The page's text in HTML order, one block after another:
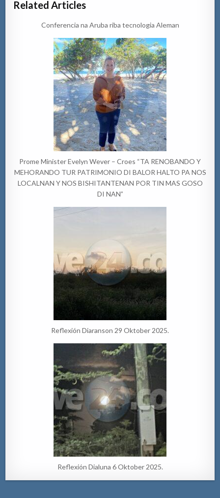
Related Articles
Conferencia na Aruba riba tecnologia Aleman
Prome Minister Evelyn Wever – Croes “TA RENOBANDO Y
MEHORANDO TUR PATRIMONIO DI BALOR HALTO PA NOS
LOCALNAN Y NOS BISHITANTENAN POR TIN MAS GOSO
DI NAN”
Reflexión Diaranson 29 Oktober 2025.
Reflexión Dialuna 6 Oktober 2025.